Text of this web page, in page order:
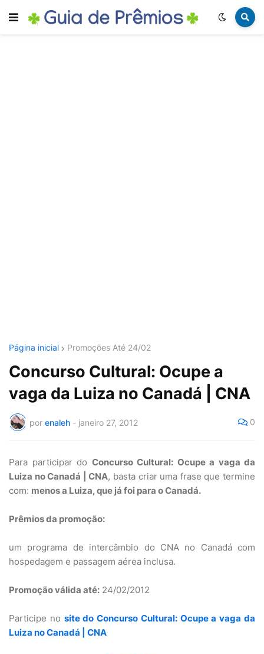
Página inicial Promoções Até 24/02
Concurso Cultural: Ocupe a
vaga da Luiza no Canadá | CNA
por enaleh - janeiro 27, 2012 0
Para participar do Concurso Cultural: Ocupe a vaga da
Luiza no Canadá | CNA, basta criar uma frase que termine
com: menos a Luiza, que já foi para o Canadá.
Prêmios da promoção:
um programa de intercâmbio do CNA no Canadá com
hospedagem e passagem aérea inclusa.
Promoção válida até: 24/02/2012
Participe no site do Concurso Cultural: Ocupe a vaga da
Luiza no Canadá | CNA